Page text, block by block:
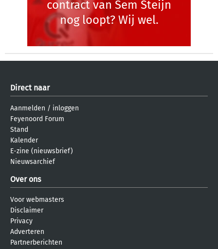
contract van Sem Steijn
nog loopt? Wij wel.
Direct naar
Aanmelden / inloggen
Feyenoord Forum
Stand
Kalender
E-zine (nieuwsbrief)
Nieuwsarchief
Over ons
Voor webmasters
Disclaimer
Privacy
Adverteren
Partnerberichten